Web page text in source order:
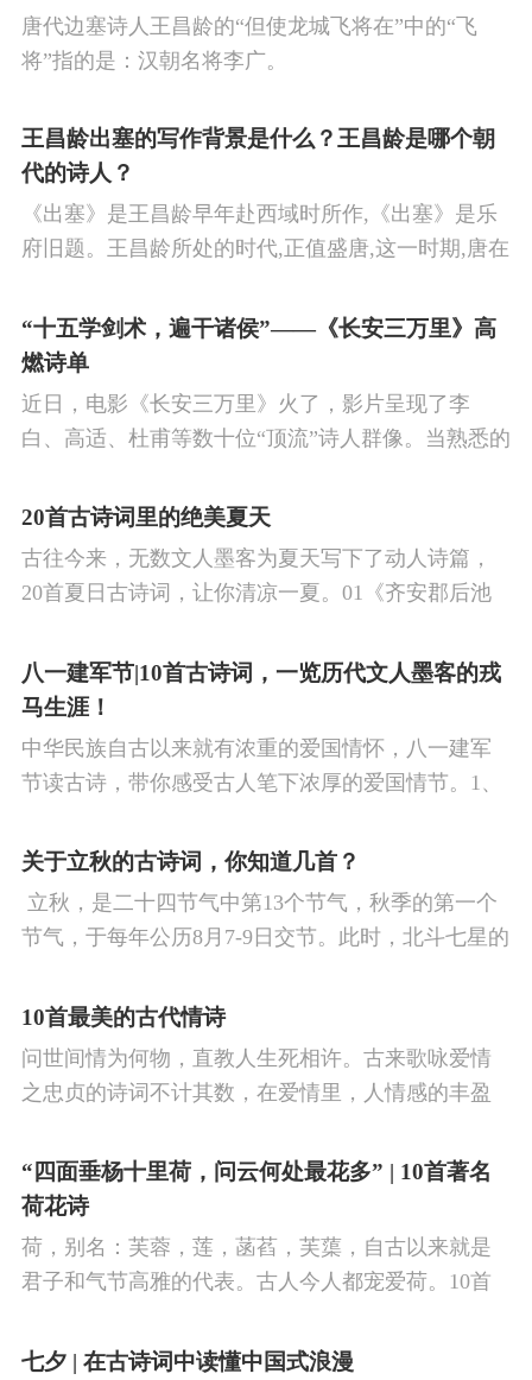
唐代边塞诗人王昌龄的“但使龙城飞将在”中的“飞
将”指的是：汉朝名将李广。
王昌龄出塞的写作背景是什么？王昌龄是哪个朝
代的诗人？
《出塞》是王昌龄早年赴西域时所作,《出塞》是乐
府旧题。王昌龄所处的时代,正值盛唐,这一时期,唐在
的作品中,多能体现一种慷慨激昂的向上精神,和克敌
制胜的强烈自信。 同时,频繁的边塞战争,也使人民不
平愿望。
“十五学剑术，遍干诸侯”——《长安三万里》高
燃诗单
近日，电影《长安三万里》火了，影片呈现了李
白、高适、杜甫等数十位“顶流”诗人群像。当熟悉的
涉及48首诗词，你会背几首？快来（预）习。
20首古诗词里的绝美夏天
古往今来，无数文人墨客为夏天写下了动人诗篇，
20首夏日古诗词，让你清凉一夏。01《齐安郡后池
尽日无人看微雨，鸳鸯相对浴红衣。
八一建军节|10首古诗词，一览历代文人墨客的戎
马生涯！
中华民族自古以来就有浓重的爱国情怀，八一建军
节读古诗，带你感受古人笔下浓厚的爱国情节。1、
看剑，梦回吹角连营。八百里分麾下炙，五十弦翻
关于立秋的古诗词，你知道几首？
​ 立秋，是二十四节气中第13个节气，秋季的第一个
节气，于每年公历8月7-9日交节。此时，北斗七星的
了四时“气”的变化，立秋是阳气渐收、阴气渐长，由
10首最美的古代情诗
问世间情为何物，直教人生死相许。古来歌咏爱情
之忠贞的诗词不计其数，在爱情里，人情感的丰盈
笔下生辉。10首绝美的爱情古诗词，与你一起感受
情之幽微，爱之可贵。
“四面垂杨十里荷，问云何处最花多” | 10首著名
荷花诗
荷，别名：芙蓉，莲，菡萏，芙蕖，自古以来就是
君子和气节高雅的代表。古人今人都宠爱荷。10首
杨万里泉眼无声惜细流，树阴照水爱晴柔。
七夕 | 在古诗词中读懂中国式浪漫